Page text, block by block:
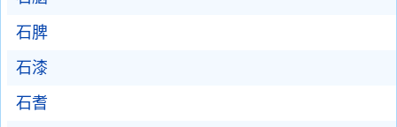
石脾
石漆
石耆